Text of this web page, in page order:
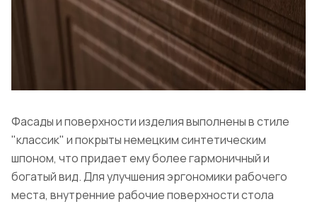
Фасады и поверхности изделия выполнены в стиле
"классик" и покрыты немецким синтетическим
шпоном, что придает ему более гармоничный и
богатый вид. Для улучшения эргономики рабочего
места, внутренние рабочие поверхности стола